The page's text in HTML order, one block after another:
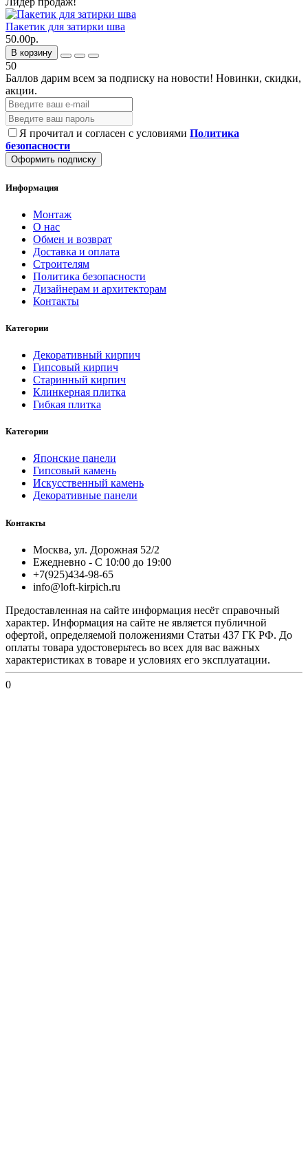
Пакетик для затирки шва
50.00р.
В корзину
50
Баллов дарим всем за подписку на новости! Новинки, скидки,
акции.
Я прочитал и согласен с условиями Политика
безопасности
Оформить подписку
Информация
Монтаж
О нас
Обмен и возврат
Доставка и оплата
Строителям
Политика безопасности
Дизайнерам и архитекторам
Контакты
Категории
Декоративный кирпич
Гипсовый кирпич
Старинный кирпич
Клинкерная плитка
Гибкая плитка
Категории
Японские панели
Гипсовый камень
Искусственный камень
Декоративные панели
Контакты
Москва, ул. Дорожная 52/2
Ежедневно - С 10:00 до 19:00
+7(925)434-98-65
info@loft-kirpich.ru
Предоставленная на сайте информация несёт справочный
характер. Информация на сайте не является публичной
офертой, определяемой положениями Статьи 437 ГК РФ. До
оплаты товара удостоверьтесь во всех для вас важных
характеристиках в товаре и условиях его эксплуатации.
0